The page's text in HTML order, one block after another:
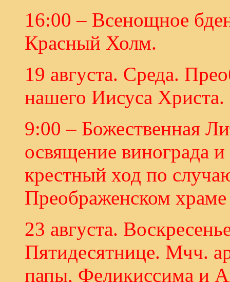
16:00 – Всенощное
Красный Холм.
19 августа. Среда.
нашего Иисуса Христа.
9:00 – Божественная
освящение винограда
крестный ход по
Преображенском
23 августа.
Пятидесятнице. Мчч.
папы, Феликиссима и